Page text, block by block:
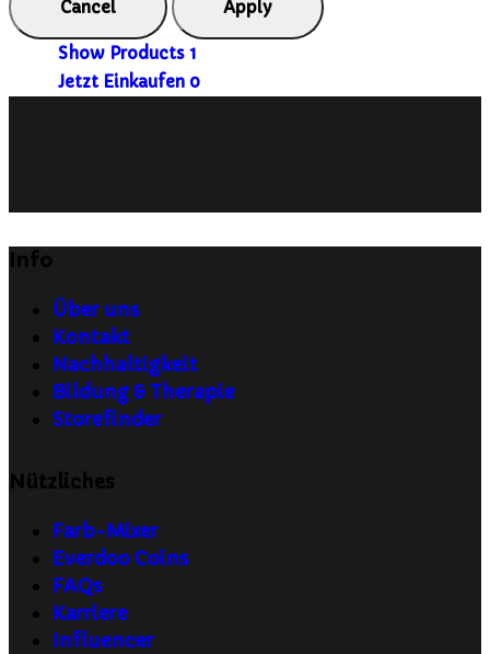
Show Products 1
Jetzt Einkaufen 0
Info
Über uns
Kontakt
Nachhaltigkeit
Bildung & Therapie
Storefinder
Nützliches
Farb-Mixer
Everdoo Coins
FAQs
Karriere
Influencer